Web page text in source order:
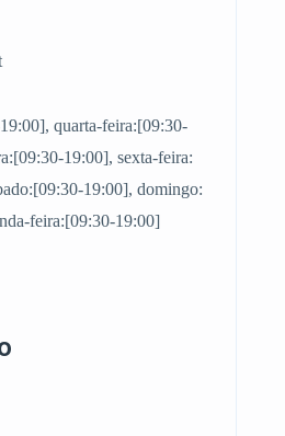
quarta-feira:[09:30-
19:00], sexta-feira:
19:00], domingo:
feira:[09:30-19:00]